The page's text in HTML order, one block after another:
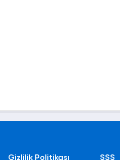
Gizlilik Politikası SSS